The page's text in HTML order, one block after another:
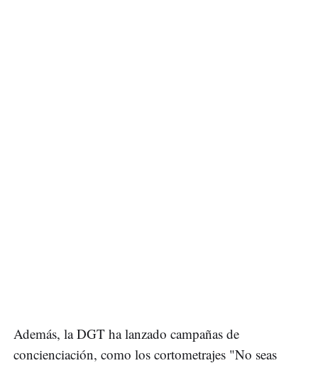
Además, la DGT ha lanzado campañas de
concienciación, como los cortometrajes "No seas